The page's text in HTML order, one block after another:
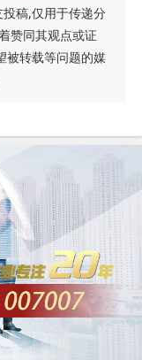
稿,仅用于传递分
赞同其观点或证
被转载等问题的媒